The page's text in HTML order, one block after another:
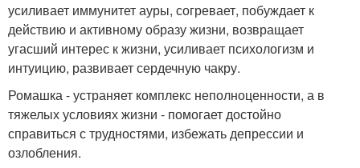
усиливает иммунитет ауры, согревает, побуждает к
действию и активному образу жизни, возвращает
угасший интерес к жизни, усиливает психологизм и
интуицию, развивает сердечную чакру.
Ромашка - устраняет комплекс неполноценности, а в
тяжелых условиях жизни - помогает достойно
справиться с трудностями, избежать депрессии и
озлобления.